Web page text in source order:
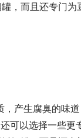
，而且还专门为
产生腐臭的味
可以选择一些更